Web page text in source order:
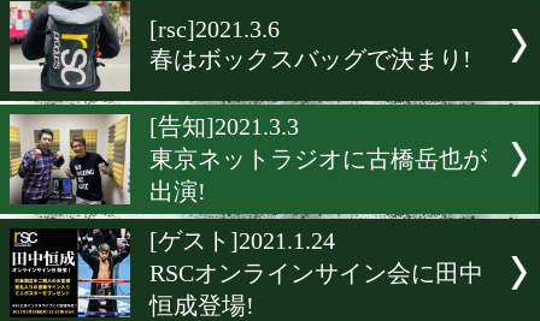
ク!
[RSC]2021.3.12
70’s世界戦グローブがモチ
[rsc]2021.3.6
春はボックスバッグで決ま